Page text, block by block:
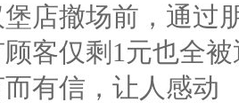
店撤场前，通过
客仅剩1元也全
有信，让人感动